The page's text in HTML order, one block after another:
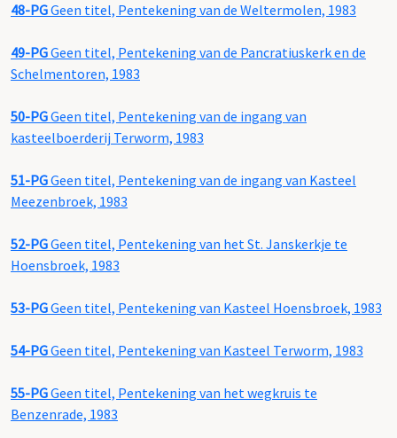
48-PGGeen titel, Pentekening van de Weltermolen, 1983
49-PGGeen titel, Pentekening van de Pancratiuskerk en de
Schelmentoren, 1983
50-PGGeen titel, Pentekening van de ingang van
kasteelboerderij Terworm, 1983
51-PGGeen titel, Pentekening van de ingang van Kasteel
Meezenbroek, 1983
52-PGGeen titel, Pentekening van het St. Janskerkje te
Hoensbroek, 1983
53-PGGeen titel, Pentekening van Kasteel Hoensbroek, 1983
54-PGGeen titel, Pentekening van Kasteel Terworm, 1983
55-PGGeen titel, Pentekening van het wegkruis te
Benzenrade, 1983